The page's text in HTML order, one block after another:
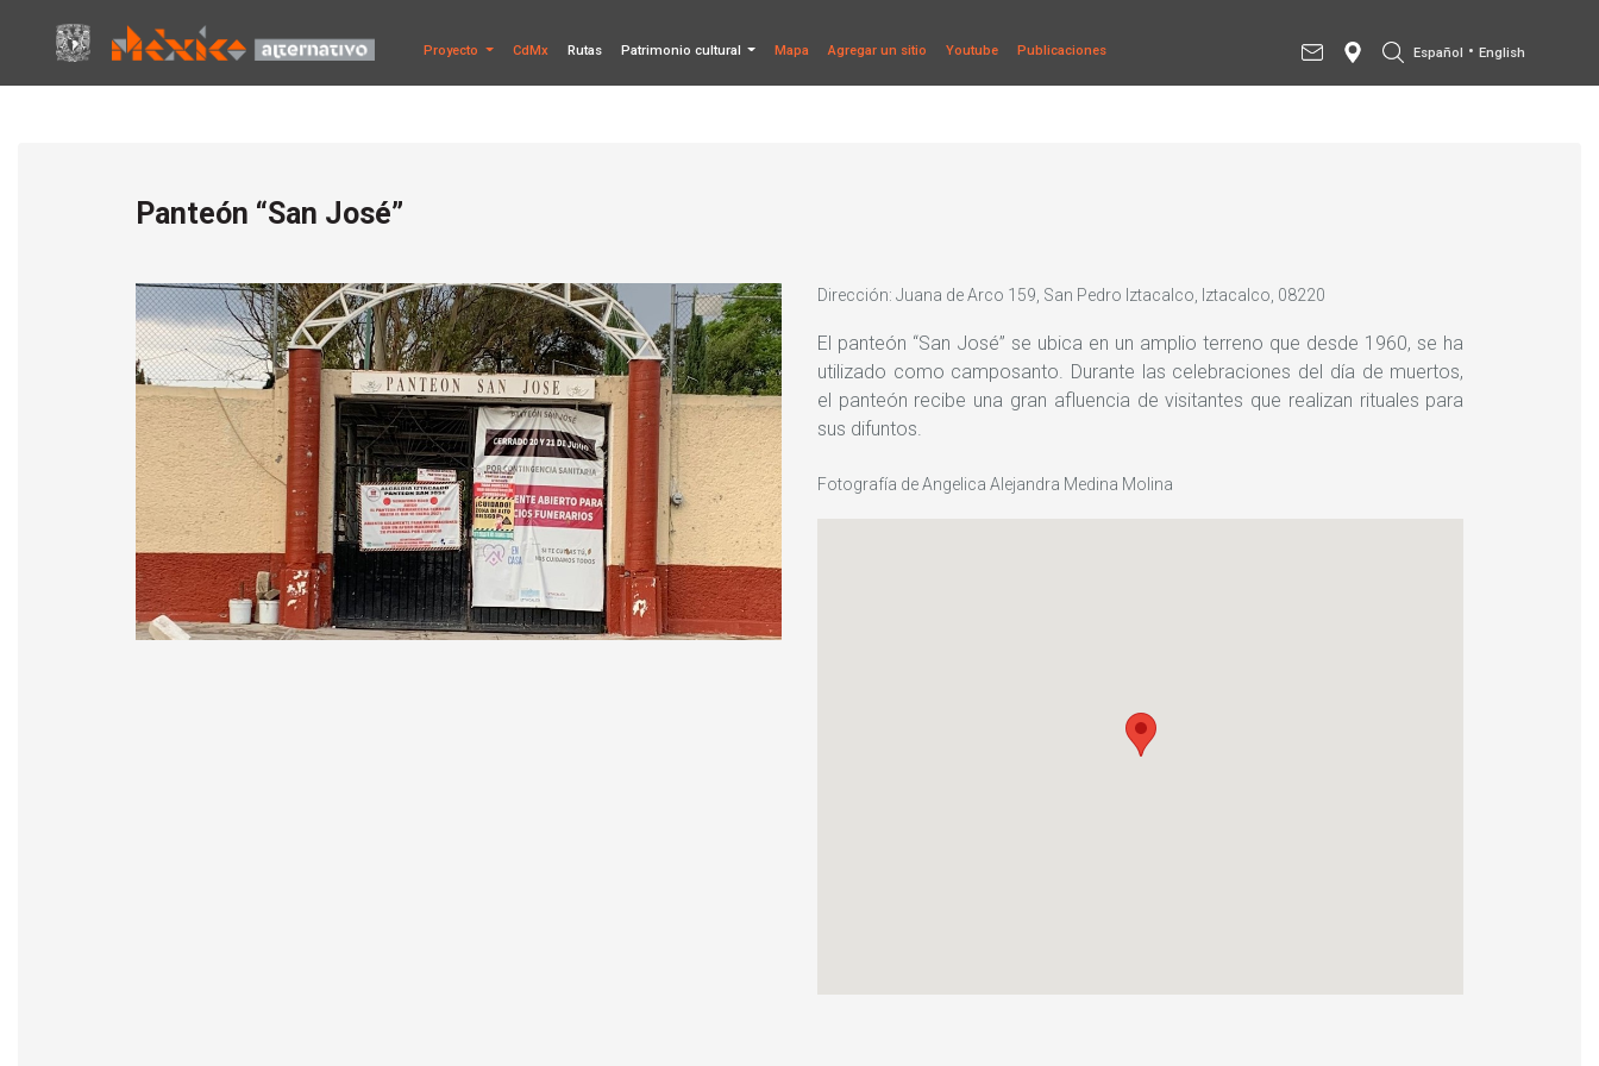
Proyecto CdMx Rutas Patrimonio cultural Mapa Agregar un sitio Youtube Publicaciones Español • English
Panteón “San José”
Dirección: Juana de Arco 159, San Pedro Iztacalco, Iztacalco, 08220
El panteón “San José” se ubica en un amplio terreno que desde 1960, se ha
utilizado como camposanto. Durante las celebraciones del día de muertos,
el panteón recibe una gran afluencia de visitantes que realizan rituales para
sus difuntos.
Fotografía de Angelica Alejandra Medina Molina